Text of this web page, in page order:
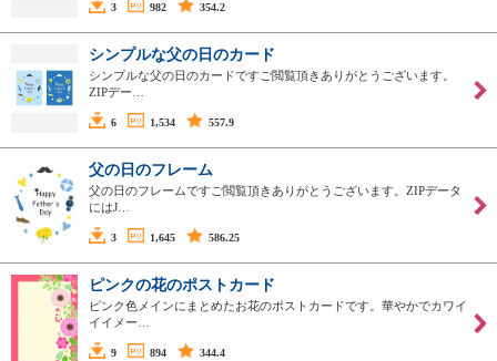
3 982 354.2
シンプルな父の日のカード
シンプルな父の日のカードですご閲覧頂きありがとうございます。
ZIPデー…
6 1,534 557.9
父の日のフレーム
父の日のフレームですご閲覧頂きありがとうございます。ZIPデータ
にはJ…
3 1,645 586.25
ピンクの花のポストカード
ピンク色メインにまとめたお花のポストカードです。華やかでカワイ
イイメー…
9 894 344.4